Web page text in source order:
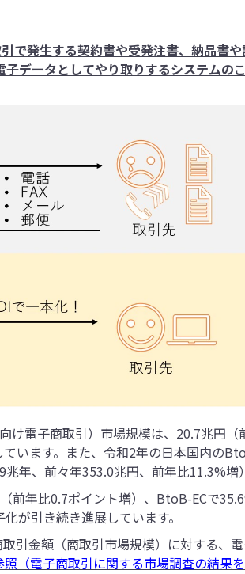
で発生する契約書や受発注書、納品書
データとしてやり取りするシステムのこ
け電子商取引）市場規模は、20.7兆円（
います。また、令和2年の日本国内の
年、前々年353.0兆円、前年比11.3%増
前年比0.7ポイント増）、BtoB-ECで
が引き続き進展しています。
引金額（商取引市場規模）に対する、
（電子商取引に関する市場調査の結果